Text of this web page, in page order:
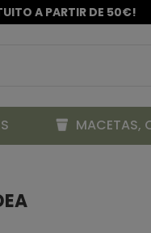
A PARTIR DE 50€!
MACETAS,